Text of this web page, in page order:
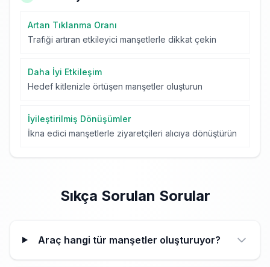
Artan Tıklanma Oranı
Trafiği artıran etkileyici manşetlerle dikkat çekin
Daha İyi Etkileşim
Hedef kitlenizle örtüşen manşetler oluşturun
İyileştirilmiş Dönüşümler
İkna edici manşetlerle ziyaretçileri alıcıya dönüştürün
Sıkça Sorulan Sorular
Araç hangi tür manşetler oluşturuyor?